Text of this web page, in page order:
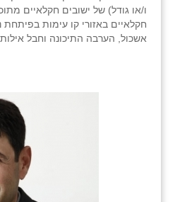
ו/או גודל) של ישובים חקלאיים
חקלאיים באזורי קו עימות בפיתחת
אשכול, הערבה התיכונה וחבל